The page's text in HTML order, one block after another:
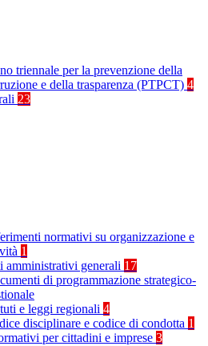
triennale per la prevenzione della
e della trasparenza (PTPCT) 4
23
normativi su organizzazione e
1
amministrativi generali 17
di programmazione strategico-
e leggi regionali 4
disciplinare e codice di condotta 1
per cittadini e imprese 3